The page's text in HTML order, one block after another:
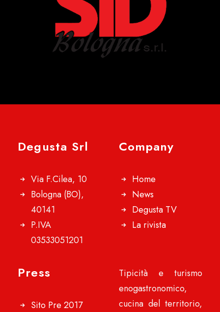
Degusta Srl
Via F.Cilea, 10
Bologna (BO),
40141
P.IVA
03533051201
Company
Home
News
Degusta TV
La rivista
Press
Sito Pre 2017
Tipicità e turismo
enogastronomico,
cucina del territorio,